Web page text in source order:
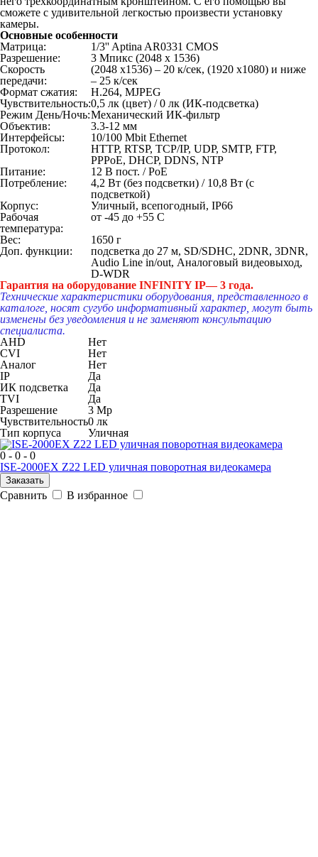
сможете с удивительной легкостью произвести установку
камеры.
Основные особенности
Матрица:
1/3'' Aptina AR0331 CMOS
Разрешение:
3 Мпикс (2048 х 1536)
Скорость
передачи:
(2048 x1536) – 20 к/сек, (1920 x1080) и ниже
– 25 к/сек
Формат сжатия:
H.264, MJPEG
Чувствительность:0,5 лк (цвет) / 0 лк (ИК-подсветка)
Режим День/Ночь:Механический ИК-фильтр
Объектив:
3.3-12 мм
Интерфейсы:
10/100 Mbit Ethernet
Протокол:
HTTP, RTSP, TCP/IP, UDP, SMTP, FTP,
PPPoE, DHCP, DDNS, NTP
Питание:
12 В пост. / PoE
Потребление:
4,2 Вт (без подсветки) / 10,8 Вт (с
подсветкой)
Корпус:
Уличный, всепогодный, IP66
Рабочая
температура:
от -45 до +55 С
Вес:
1650 г
Доп. функции:
подсветка до 27 м, SD/SDHC, 2DNR, 3DNR,
Audio Line in/out, Аналоговый видеовыход,
D-WDR
Гарантия на оборудование INFINITY IP— 3 года.
Технические характеристики оборудования, представленного в
каталоге, носят сугубо информативный характер, могут быть
изменены без уведомления и не заменяют консультацию
специалиста.
AHD
Нет
CVI
Нет
Аналог
Нет
IP
Да
ИК подсветка
Да
TVI
Да
Разрешение
3 Mp
Чувствительность0 лк
Тип корпуса
Уличная
0 - 0 - 0
ISE-2000EX Z22 LED уличная поворотная видеокамера
Заказать
Сравнить В избранное